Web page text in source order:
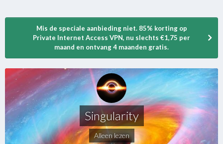
Mis de speciale aanbieding niet. 85% korting op
Private Internet Access VPN, nu slechts €1,75 per
maand en ontvang 4 maanden gratis.
Singularity
Alleen lezen